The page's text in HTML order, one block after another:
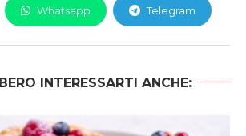
Whatsapp Telegram
INTERESSARTI ANCHE: